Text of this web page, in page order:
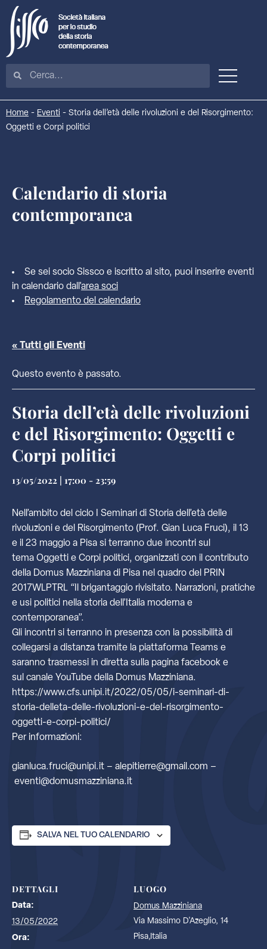
Home - Eventi - Storia dell’età delle rivoluzioni e del Risorgimento:
Oggetti e Corpi politici
Calendario di storia
contemporanea
Se sei socio Sissco e iscritto al sito, puoi inserire eventi
in calendario dall'area soci
Regolamento del calendario
« Tutti gli Eventi
Questo evento è passato.
Storia dell’età delle rivoluzioni
e del Risorgimento: Oggetti e
Corpi politici
13/05/2022 | 17:00 - 23:59
Nell’ambito del ciclo I Seminari di Storia dell’età delle
rivoluzioni e del Risorgimento (Prof. Gian Luca Fruci), il 13
e il 23 maggio a Pisa si terranno due incontri sul
tema Oggetti e Corpi politici, organizzati con il contributo
della Domus Mazziniana di Pisa nel quadro del PRIN
2017WLPTRL “Il brigantaggio rivisitato. Narrazioni, pratiche
e usi politici nella storia dell’Italia moderna e
contemporanea”.
Gli incontri si terranno in presenza con la possibilità di
collegarsi a distanza tramite la piattaforma Teams e
saranno trasmessi in diretta sulla pagina facebook e
sul canale YouTube della Domus Mazziniana.
https://www.cfs.unipi.it/2022/05/05/i-seminari-di-
storia-delleta-delle-rivoluzioni-e-del-risorgimento-
oggetti-e-corpi-politici/
Per informazioni:
gianluca.fruci@unipi.it – alepitierre@gmail.com –
eventi@domusmazziniana.it
SALVA NEL TUO CALENDARIO
DETTAGLI
Data:
13/05/2022
Ora:
LUOGO
Domus Mazziniana
Via Massimo D'Azeglio, 14
Pisa,Italia